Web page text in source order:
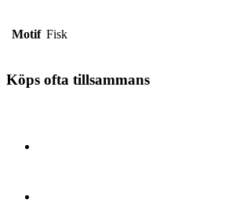
Motif Fisk
Köps ofta tillsammans